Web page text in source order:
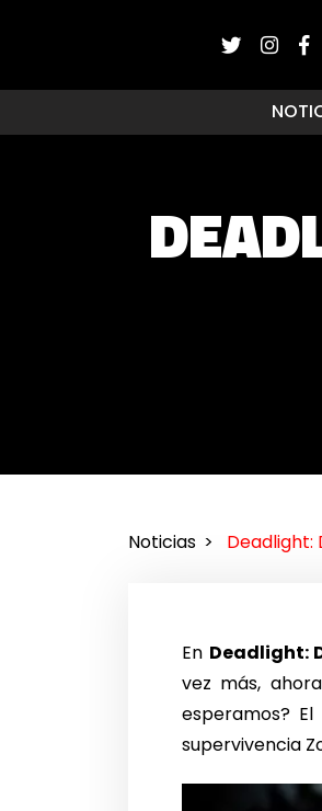
Noticias
En Deadlight:
vez más,
esperamos?
supervivencia